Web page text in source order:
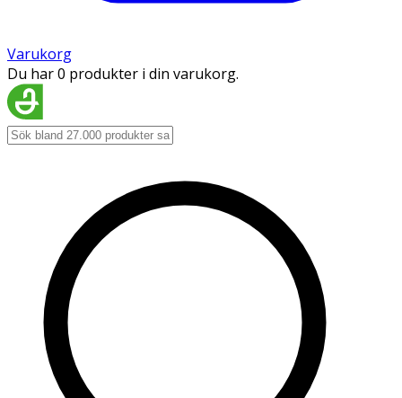
Varukorg
Du har 0 produkter i din varukorg.